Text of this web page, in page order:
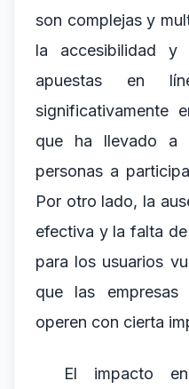
son complejas y
la accesibilidad
apuestas en
significativamente
que ha llevado a
personas a
Por otro lado, la
efectiva y la falta
para los usuarios
que las
operen con cierta
El impacto